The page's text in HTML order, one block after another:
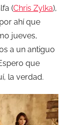
(Chris Zylka),
ahí que
jueves,
a un antiguo
que
la verdad.